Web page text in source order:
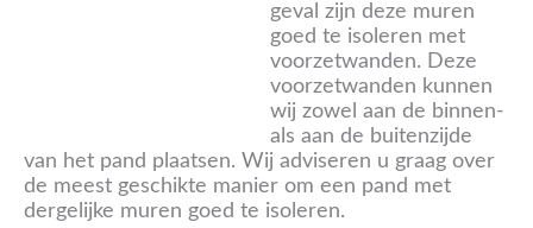
geval zijn deze muren
goed te isoleren met
voorzetwanden. Deze
voorzetwanden kunnen
wij zowel aan de binnen-
als aan de buitenzijde
van het pand plaatsen. Wij adviseren u graag over
de meest geschikte manier om een pand met
dergelijke muren goed te isoleren.